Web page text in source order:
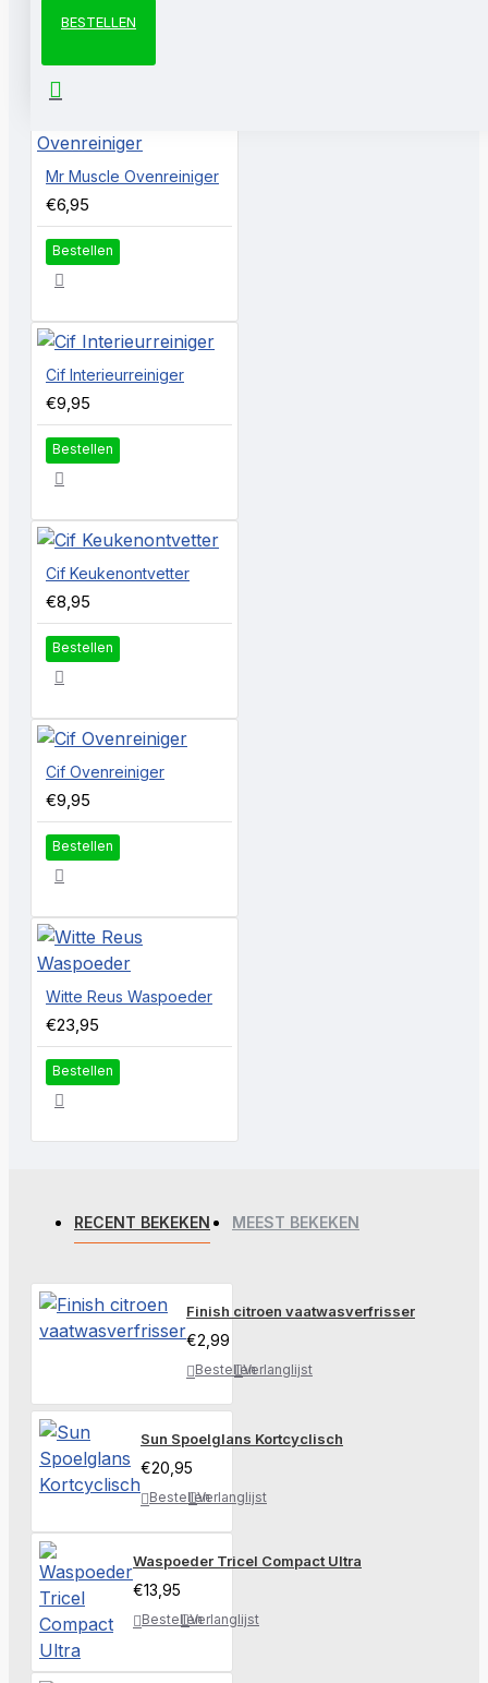
BESTELLEN
Mr Muscle Ovenreiniger
€6,95
Bestellen
Cif Interieurreiniger
€9,95
Bestellen
Cif Keukenontvetter
€8,95
Bestellen
Cif Ovenreiniger
€9,95
Bestellen
Witte Reus Waspoeder
€23,95
Bestellen
RECENT BEKEKEN MEEST BEKEKEN
Finish citroen vaatwasverfrisser
€2,99
BestellenVerlanglijst
Sun Spoelglans Kortcyclisch
€20,95
BestellenVerlanglijst
Waspoeder Tricel Compact Ultra
€13,95
BestellenVerlanglijst